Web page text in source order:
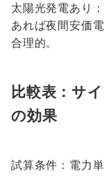
太陽光発電あり
あれば夜間安価
合理的。
比較表：サ
の効果
試算条件：電力